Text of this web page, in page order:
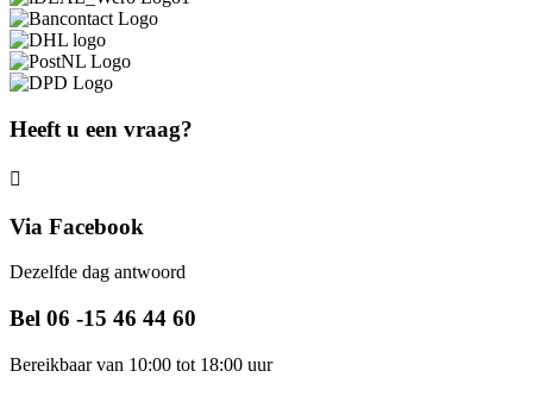
Heeft u een vraag?
Via Facebook
Dezelfde dag antwoord
Bel 06 -15 46 44 60
Bereikbaar van 10:00 tot 18:00 uur